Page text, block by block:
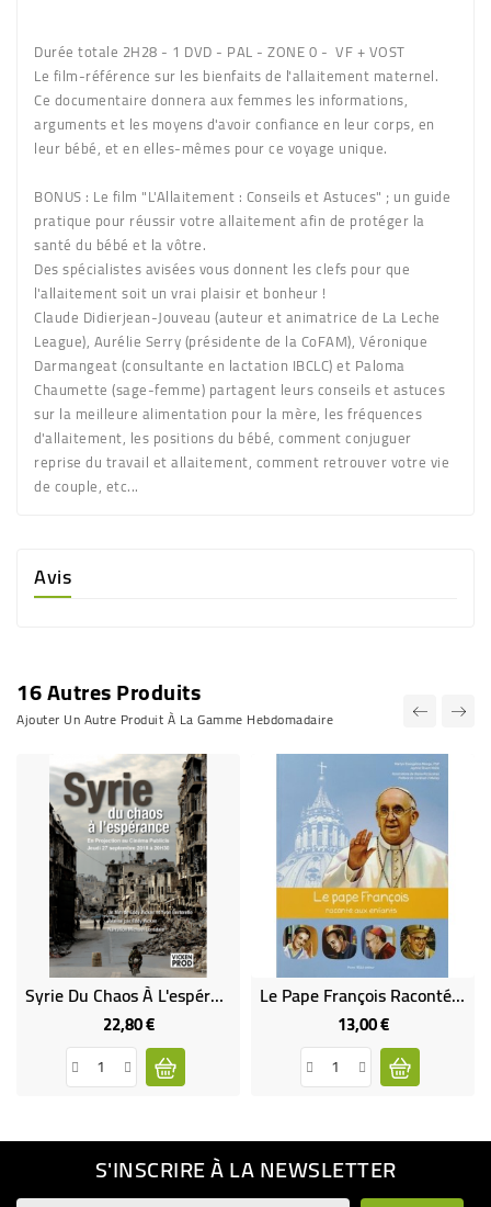
Durée totale 2H28 - 1 DVD - PAL - ZONE 0 - VF + VOST
Le film-référence sur les bienfaits de l'allaitement maternel.
Ce documentaire donnera aux femmes les informations,
arguments et les moyens d'avoir confiance en leur corps, en
leur bébé, et en elles-mêmes pour ce voyage unique.
BONUS : Le film "L'Allaitement : Conseils et Astuces" ; un guide
pratique pour réussir votre allaitement afin de protéger la
santé du bébé et la vôtre.
Des spécialistes avisées vous donnent les clefs pour que
l'allaitement soit un vrai plaisir et bonheur !
Claude Didierjean-Jouveau (auteur et animatrice de La Leche
League), Aurélie Serry(présidente de la CoFAM), Véronique
Darmangeat(consultante en lactation IBCLC) et Paloma
Chaumette (sage-femme) partagent leurs conseils et astuces
sur la meilleure alimentation pour la mère, les fréquences
d'allaitement, les positions du bébé, comment conjuguer
reprise du travail et allaitement, comment retrouver votre vie
de couple, etc...
Avis
16 Autres Produits
Ajouter Un Autre Produit À La Gamme Hebdomadaire
Syrie Du Chaos À L'espérance
22,80 €Prix
Le Pape François Raconté Aux Enfants
13,00 €Prix
S'INSCRIRE À LA NEWSLETTER